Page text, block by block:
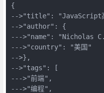
{
-->"title": "JavaScript高
-->"author": {
--->"name": "Nicholas
--->"country": "美国"
-->},
-->"tags": [
--->"前端",
--->"编程",